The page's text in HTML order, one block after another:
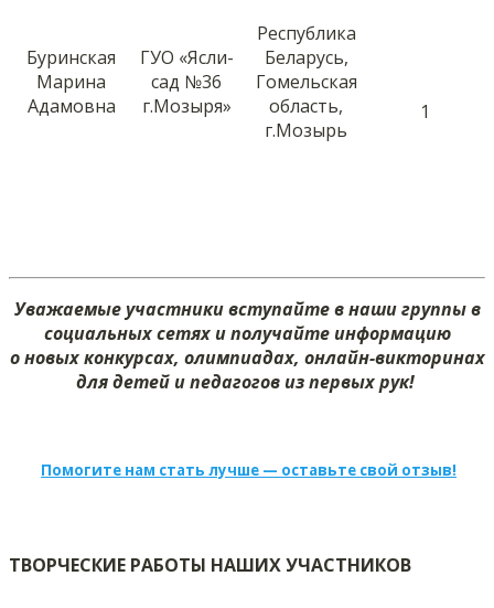
Буринская
Марина
Адамовна
ГУО «Ясли-
сад №36
г.Мозыря»
Республика
Беларусь,
Гомельская
область,
г.Мозырь
1
Уважаемые участники вступайте в наши группы в
социальных сетях и получайте информацию
о новых конкурсах, олимпиадах, онлайн-викторинах
для детей и педагогов из первых рук!
Помогите нам стать лучше — оставьте свой отзыв!
ТВОРЧЕСКИЕ РАБОТЫ НАШИХ УЧАСТНИКОВ